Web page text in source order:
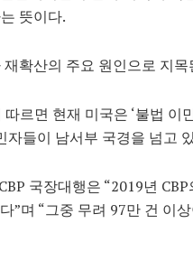
뜻이다.
확산의 주요 원인으로 지목
르면 현재 미국은 ‘불법 이
자들이 남서부 국경을 넘고
국장대행은 “2019년
”며 “그중 무려 97만 건 이